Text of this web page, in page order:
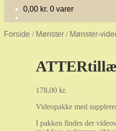
0,00 kr. 0 varer
Forside / Mønster / Mønster-
178,00kr.
Videopakke med
I pakken findes der